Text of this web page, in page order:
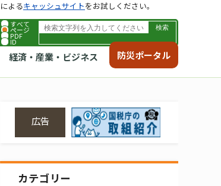
すべて
ページ
PDF
ID
経済・産業・ビジネス 防災ポータル
よるキャッシュサイトをお試しください。
広告
カテゴリー